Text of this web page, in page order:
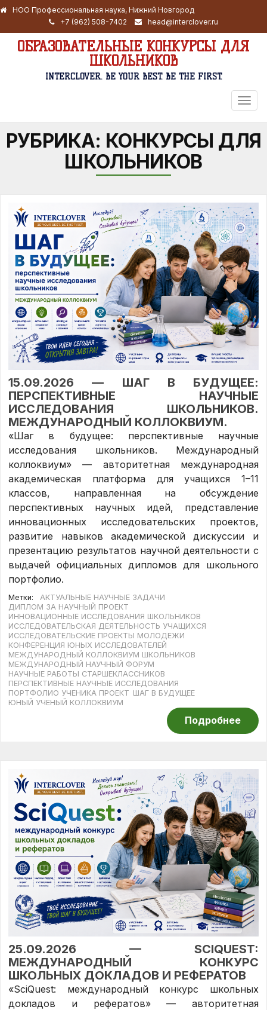
НОО Профессиональная наука, Нижний Новгород
+7 (962) 508-7402
head@interclover.ru
ОБРАЗОВАТЕЛЬНЫЕ КОНКУРСЫ ДЛЯ
ШКОЛЬНИКОВ
INTERCLOVER. BE YOUR BEST. BE THE FIRST.
РУБРИКА: КОНКУРСЫ ДЛЯ
ШКОЛЬНИКОВ
15.09.2026 — ШАГ В БУДУЩЕЕ:
ПЕРСПЕКТИВНЫЕ НАУЧНЫЕ
ИССЛЕДОВАНИЯ ШКОЛЬНИКОВ.
МЕЖДУНАРОДНЫЙ КОЛЛОКВИУМ.
«Шаг в будущее: перспективные научные
исследования школьников. Международный
коллоквиум» — авторитетная международная
академическая платформа для учащихся 1–11
классов, направленная на обсуждение
перспективных научных идей, представление
инновационных исследовательских проектов,
развитие навыков академической дискуссии и
презентацию результатов научной деятельности с
выдачей официальных дипломов для школьного
портфолио.
Метки:
АКТУАЛЬНЫЕ НАУЧНЫЕ ЗАДАЧИ
ДИПЛОМ ЗА НАУЧНЫЙ ПРОЕКТ
ИННОВАЦИОННЫЕ ИССЛЕДОВАНИЯ ШКОЛЬНИКОВ
ИССЛЕДОВАТЕЛЬСКАЯ ДЕЯТЕЛЬНОСТЬ УЧАЩИХСЯ
ИССЛЕДОВАТЕЛЬСКИЕ ПРОЕКТЫ МОЛОДЕЖИ
КОНФЕРЕНЦИЯ ЮНЫХ ИССЛЕДОВАТЕЛЕЙ
МЕЖДУНАРОДНЫЙ КОЛЛОКВИУМ ШКОЛЬНИКОВ
МЕЖДУНАРОДНЫЙ НАУЧНЫЙ ФОРУМ
НАУЧНЫЕ РАБОТЫ СТАРШЕКЛАССНИКОВ
ПЕРСПЕКТИВНЫЕ НАУЧНЫЕ ИССЛЕДОВАНИЯ
ПОРТФОЛИО УЧЕНИКА ПРОЕКТ ШАГ В БУДУЩЕЕ
ЮНЫЙ УЧЕНЫЙ КОЛЛОКВИУМ
Подробнее
25.09.2026 — SCIQUEST:
МЕЖДУНАРОДНЫЙ КОНКУРС
ШКОЛЬНЫХ ДОКЛАДОВ И РЕФЕРАТОВ
«SciQuest: международный конкурс школьных
докладов и рефератов» — авторитетная